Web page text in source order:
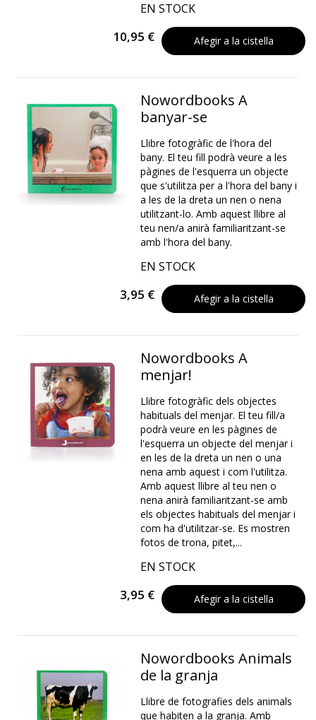
EN STOCK
10,95 € Afegir a la cistella
Nowordbooks A
banyar-se
Llibre fotogràfic de l'hora del
bany. El teu fill podrà veure a les
pàgines de l'esquerra un objecte
que s'utilitza per a l'hora del bany i
a les de la dreta un nen o nena
utilitzant-lo. Amb aquest llibre al
teu nen/a anirà familiaritzant-se
amb l'hora del bany.
EN STOCK
3,95 € Afegir a la cistella
Nowordbooks A
menjar!
Llibre fotogràfic dels objectes
habituals del menjar. El teu fill/a
podrà veure en les pàgines de
l'esquerra un objecte del menjar i
en les de la dreta un nen o una
nena amb aquest i com l'utilitza.
Amb aquest llibre al teu nen o
nena anirà familiaritzant-se amb
els objectes habituals del menjar i
com ha d'utilitzar-se. Es mostren
fotos de trona, pitet,...
EN STOCK
3,95 € Afegir a la cistella
Nowordbooks Animals
de la granja
Llibre de fotografies dels animals
que habiten a la granja. Amb